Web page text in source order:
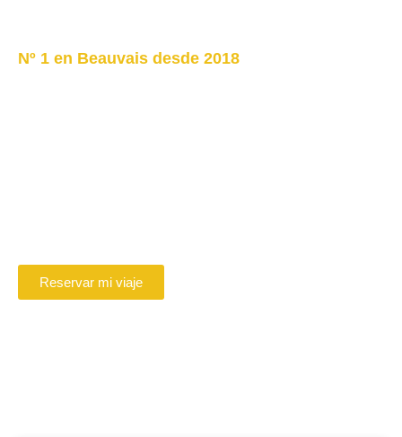
Nº 1 en Beauvais desde 2018
Reservar mi viaje